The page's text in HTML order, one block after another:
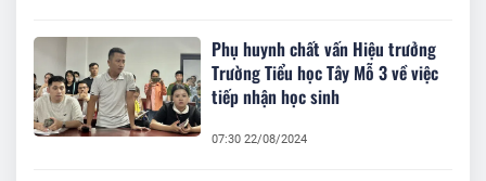
Phụ huynh chất vấn Hiệu trưởng
Trường Tiểu học Tây Mỗ 3 về việc
tiếp nhận học sinh
07:30 22/08/2024